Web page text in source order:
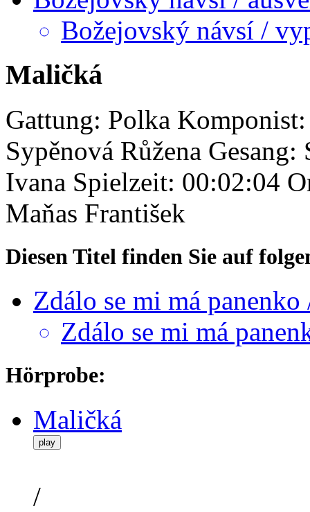
Božejovský návsí /
Maličká
Gattung: Polka
Sypěnová Růžena Gesang:
Ivana Spielzeit: 00:02:04
Maňas František
Diesen Titel finden Sie auf
Zdálo se mi má
Zdálo se mi má
Hörprobe:
Maličká
play
/